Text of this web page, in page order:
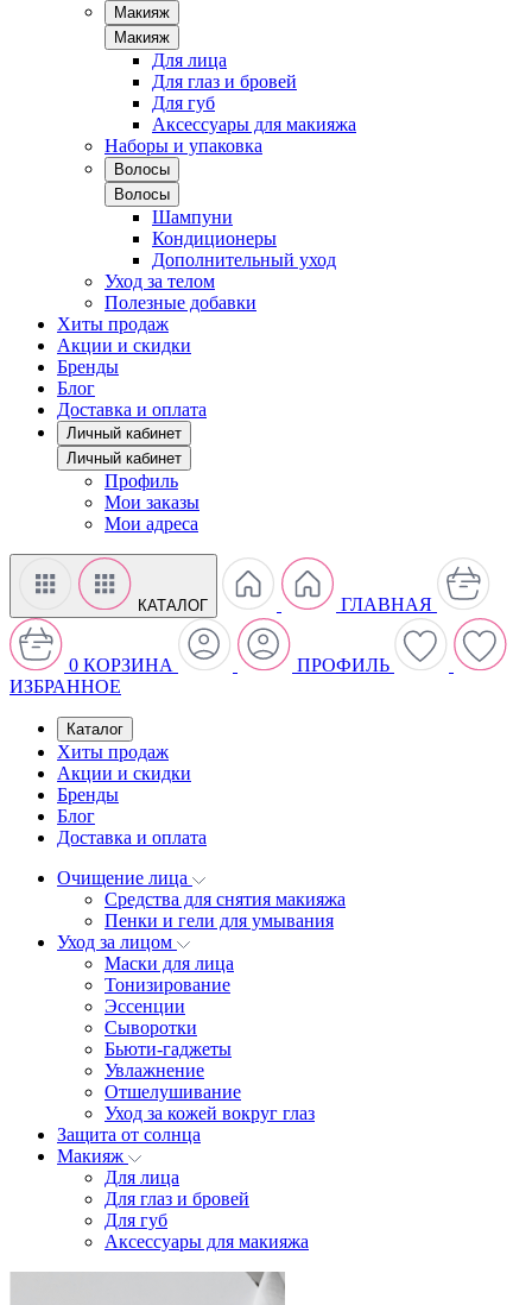
Макияж
Макияж
Для лица
Для глаз и бровей
Для губ
Аксессуары для макияжа
Наборы и упаковка
Волосы
Волосы
Шампуни
Кондиционеры
Дополнительный уход
Уход за телом
Полезные добавки
Хиты продаж
Акции и скидки
Бренды
Блог
Доставка и оплата
Личный кабинет
Личный кабинет
Профиль
Мои заказы
Мои адреса
КАТАЛОГ ГЛАВНАЯ
0 КОРЗИНА
ПРОФИЛЬ
ИЗБРАННОЕ
Каталог
Хиты продаж
Акции и скидки
Бренды
Блог
Доставка и оплата
Очищение лица
Средства для снятия макияжа
Пенки и гели для умывания
Уход за лицом
Маски для лица
Тонизирование
Эссенции
Сыворотки
Бьюти-гаджеты
Увлажнение
Отшелушивание
Уход за кожей вокруг глаз
Защита от солнца
Макияж
Для лица
Для глаз и бровей
Для губ
Аксессуары для макияжа